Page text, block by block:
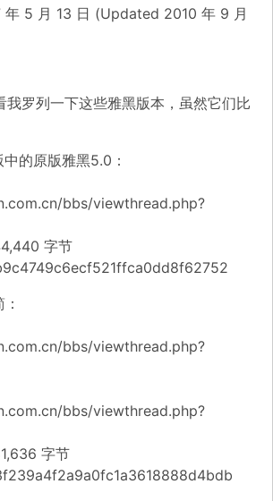
年 5 月 13 日 (Updated 2010 年 9 月
罗列一下这些雅黑版本，虽然它们比
的原版雅黑5.0：
bbs/viewthread.php?
字节
bbs/viewthread.php?
bbs/viewthread.php?
字节